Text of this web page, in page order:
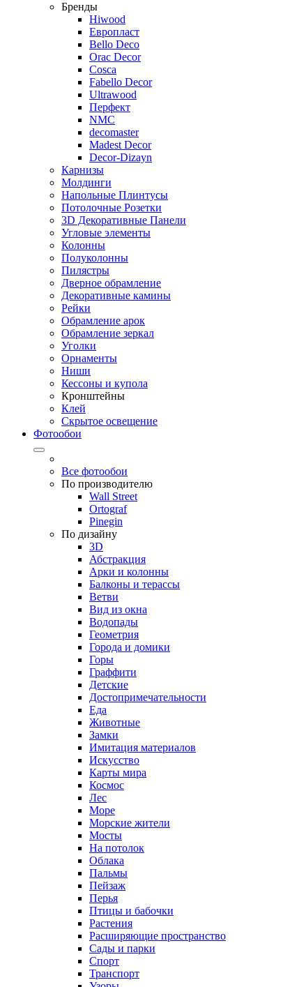
Бренды
Hiwood
Европласт
Bello Deco
Orac Decor
Cosca
Fabello Decor
Ultrawood
Перфект
NMC
decomaster
Madest Decor
Decor-Dizayn
Карнизы
Молдинги
Напольные Плинтусы
Потолочные Розетки
3D Декоративные Панели
Угловые элементы
Колонны
Полуколонны
Пилястры
Дверное обрамление
Декоративные камины
Рейки
Обрамление арок
Обрамление зеркал
Уголки
Орнаменты
Ниши
Кессоны и купола
Кронштейны
Клей
Скрытое освещение
Фотообои
Все фотообои
По производителю
Wall Street
Ortograf
Pinegin
По дизайну
3D
Абстракция
Арки и колонны
Балконы и терассы
Ветви
Вид из окна
Водопады
Геометрия
Города и домики
Горы
Граффити
Детские
Достопримечательности
Еда
Животные
Замки
Имитация материалов
Искусство
Карты мира
Космос
Лес
Море
Морские жители
Мосты
На потолок
Облака
Пальмы
Пейзаж
Перья
Птицы и бабочки
Растения
Расширяющие пространство
Сады и парки
Спорт
Транспорт